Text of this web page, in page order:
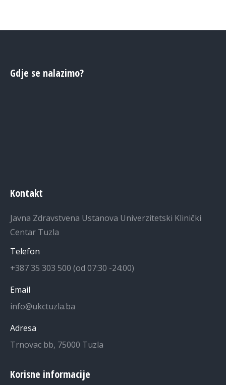
Gdje se nalazimo?
Kontakt
Javna Zdravstvena Ustanova Univerzitetski Klinički
Centar Tuzla
Telefon
+387 35 303 500 (od 07:30 -24:00)
Email
info@ukctuzla.ba
Adresa
Trnovac bb, 75000 Tuzla
Korisne informacije